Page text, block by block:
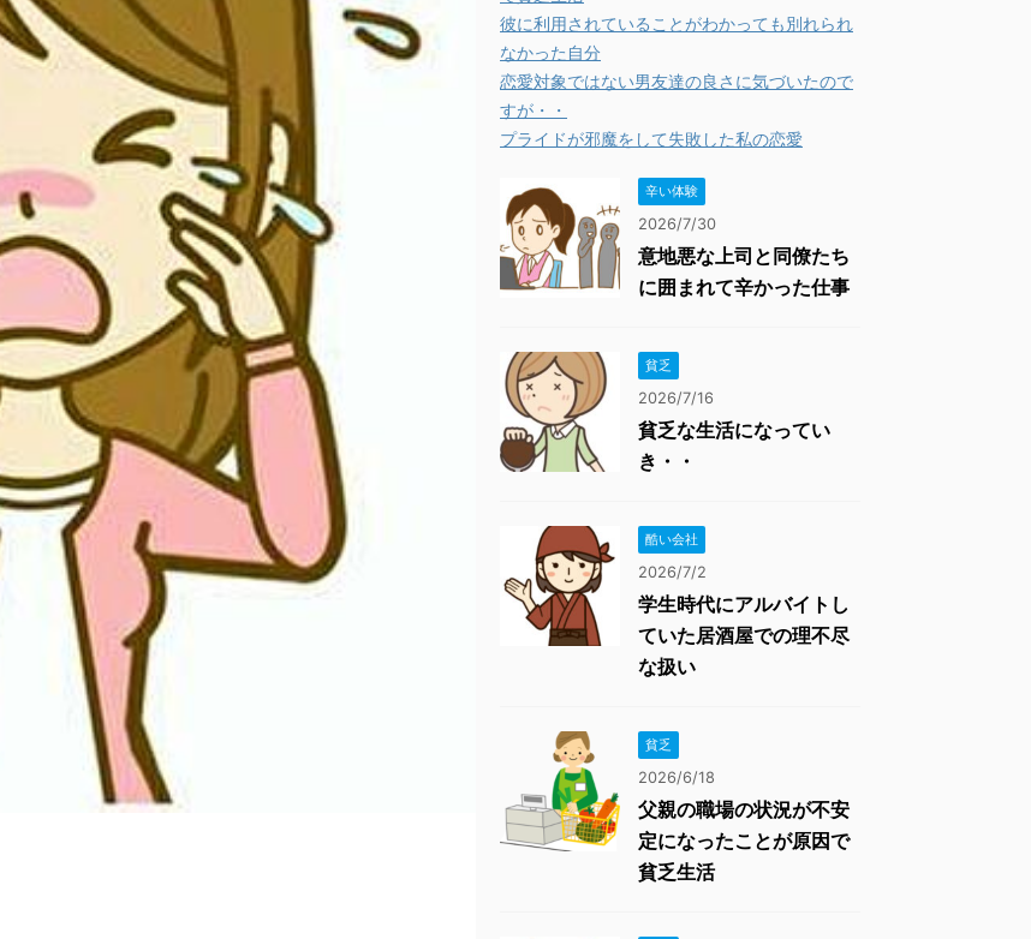
彼に利用されていることがわかっても別れられ
なかった自分
恋愛対象ではない男友達の良さに気づいたので
すが・・
プライドが邪魔をして失敗した私の恋愛
辛い体験
2026/7/30
意地悪な上司と同僚たち
に囲まれて辛かった仕事
貧乏
2026/7/16
貧乏な生活になってい
き・・
酷い会社
2026/7/2
学生時代にアルバイトし
ていた居酒屋での理不尽
な扱い
貧乏
2026/6/18
父親の職場の状況が不安
定になったことが原因で
貧乏生活